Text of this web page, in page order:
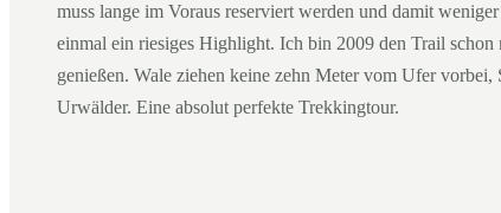
muss lange im Voraus reserviert werden und damit
einmal ein riesiges Highlight. Ich bin 2009 den Trail
genießen. Wale ziehen keine zehn Meter vom Ufer
Urwälder. Eine absolut perfekte Trekkingtour.